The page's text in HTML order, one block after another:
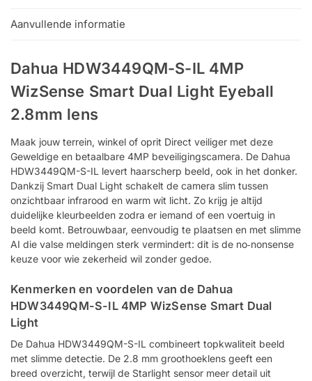
Aanvullende informatie
Dahua HDW3449QM-S-IL 4MP
WizSense Smart Dual Light Eyeball
2.8mm lens
Maak jouw terrein, winkel of oprit Direct veiliger met deze
Geweldige en betaalbare 4MP beveiligingscamera. De Dahua
HDW3449QM-S-IL levert haarscherp beeld, ook in het donker.
Dankzij Smart Dual Light schakelt de camera slim tussen
onzichtbaar infrarood en warm wit licht. Zo krijg je altijd
duidelijke kleurbeelden zodra er iemand of een voertuig in
beeld komt. Betrouwbaar, eenvoudig te plaatsen en met slimme
AI die valse meldingen sterk vermindert: dit is de no‑nonsense
keuze voor wie zekerheid wil zonder gedoe.
Kenmerken en voordelen van de Dahua
HDW3449QM-S-IL 4MP WizSense Smart Dual
Light
De Dahua HDW3449QM-S-IL combineert topkwaliteit beeld
met slimme detectie. De 2.8 mm groothoeklens geeft een
breed overzicht, terwijl de Starlight sensor meer detail uit